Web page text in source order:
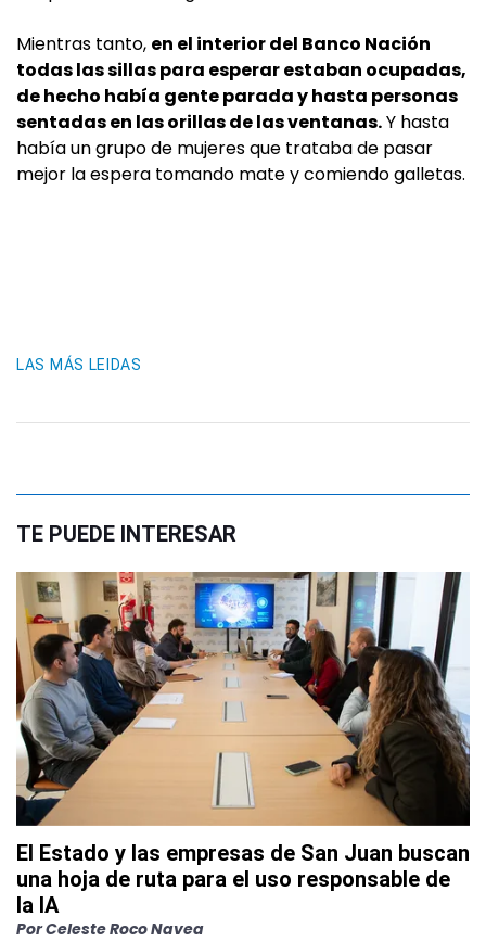
Mientras tanto, en el interior del Banco Nación
todas las sillas para esperar estaban ocupadas,
de hecho había gente parada y hasta personas
sentadas en las orillas de las ventanas.Y hasta
había un grupo de mujeres que trataba de pasar
mejor la espera tomando mate y comiendo galletas.
LAS MÁS LEIDAS
TE PUEDE INTERESAR
El Estado y las empresas de San Juan buscan
una hoja de ruta para el uso responsable de
la IA
PorCeleste Roco Navea